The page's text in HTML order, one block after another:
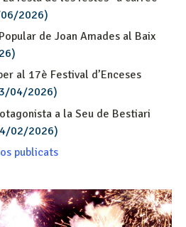
2026)
de Joan Amades al Baix
al 17è Festival d’Enceses
04/2026)
a la Seu de Bestiari
02/2026)
publicats